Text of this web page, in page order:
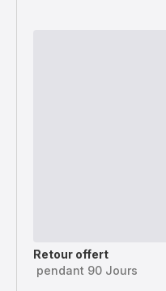
Retour offert
pendant 90 Jours